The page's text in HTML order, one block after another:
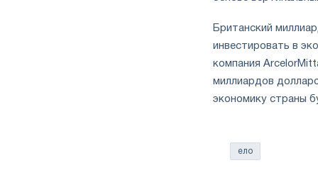
Британский
инвестировать в
компания
миллиардов
экономику страны
ело